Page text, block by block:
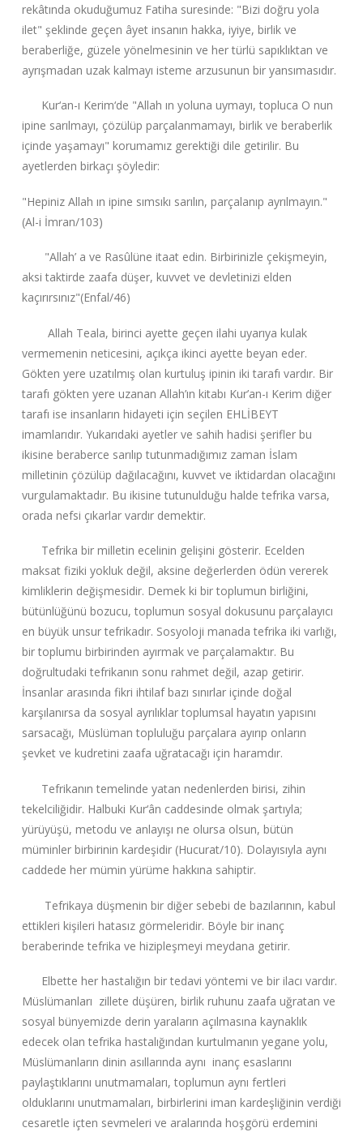
rekâtında okuduğumuz Fatiha suresinde: "Bizi doğru yola
ilet" şeklinde geçen âyet insanın hakka, iyiye, birlik ve
beraberliğe, güzele yönelmesinin ve her türlü sapıklıktan ve
ayrışmadan uzak kalmayı isteme arzusunun bir yansımasıdır.
Kur‘an-ı Kerim‘de "Allah ın yoluna uymayı, topluca O nun
ipine sarılmayı, çözülüp parçalanmamayı, birlik ve beraberlik
içinde yaşamayı" korumamız gerektiği dile getirilir. Bu
ayetlerden birkaçı şöyledir:
"Hepiniz Allah ın ipine sımsıkı sarılın, parçalanıp ayrılmayın."
(Al-i İmran/103)
"Allah’ a ve Rasûlüne itaat edin. Birbirinizle çekişmeyin,
aksi taktirde zaafa düşer, kuvvet ve devletinizi elden
kaçırırsınız"(Enfal/46)
Allah Teala, birinci ayette geçen ilahi uyarıya kulak
vermemenin neticesini, açıkça ikinci ayette beyan eder.
Gökten yere uzatılmış olan kurtuluş ipinin iki tarafı vardır. Bir
tarafı gökten yere uzanan Allah’ın kitabı Kur’an-ı Kerim diğer
tarafı ise insanların hidayeti için seçilen EHLİBEYT
imamlarıdır. Yukarıdaki ayetler ve sahih hadisi şerifler bu
ikisine beraberce sarılıp tutunmadığımız zaman İslam
milletinin çözülüp dağılacağını, kuvvet ve iktidardan olacağını
vurgulamaktadır. Bu ikisine tutunulduğu halde tefrika varsa,
orada nefsi çıkarlar vardır demektir.
Tefrika bir milletin ecelinin gelişini gösterir. Ecelden
maksat fiziki yokluk değil, aksine değerlerden ödün vererek
kimliklerin değişmesidir. Demek ki bir toplumun birliğini,
bütünlüğünü bozucu, toplumun sosyal dokusunu parçalayıcı
en büyük unsur tefrikadır. Sosyoloji manada tefrika iki varlığı,
bir toplumu birbirinden ayırmak ve parçalamaktır. Bu
doğrultudaki tefrikanın sonu rahmet değil, azap getirir.
İnsanlar arasında fikri ihtilaf bazı sınırlar içinde doğal
karşılanırsa da sosyal ayrılıklar toplumsal hayatın yapısını
sarsacağı, Müslüman topluluğu parçalara ayırıp onların
şevket ve kudretini zaafa uğratacağı için haramdır.
Tefrikanın temelinde yatan nedenlerden birisi, zihin
tekelciliğidir. Halbuki Kur‘ân caddesinde olmak şartıyla;
yürüyüşü, metodu ve anlayışı ne olursa olsun, bütün
müminler birbirinin kardeşidir (Hucurat/10). Dolayısıyla aynı
caddede her mümin yürüme hakkına sahiptir.
Tefrikaya düşmenin bir diğer sebebi de bazılarının, kabul
ettikleri kişileri hatasız görmeleridir. Böyle bir inanç
beraberinde tefrika ve hizipleşmeyi meydana getirir.
Elbette her hastalığın bir tedavi yöntemi ve bir ilacı vardır.
Müslümanları zillete düşüren, birlik ruhunu zaafa uğratan ve
sosyal bünyemizde derin yaraların açılmasına kaynaklık
edecek olan tefrika hastalığından kurtulmanın yegane yolu,
Müslümanların dinin asıllarında aynı inanç esaslarını
paylaştıklarını unutmamaları, toplumun aynı fertleri
olduklarını unutmamaları, birbirlerini iman kardeşliğinin verdiği
cesaretle içten sevmeleri ve aralarında hoşgörü erdemini